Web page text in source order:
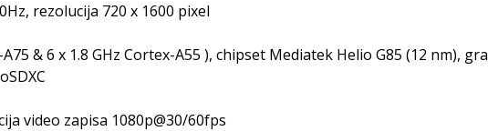
rezolucija 720 x 1600 pixel
A75 & 6 x 1.8 GHz Cortex-A55 ), chipset Mediatek Helio G85 (12 nm),
video zapisa 1080p@30/60fps